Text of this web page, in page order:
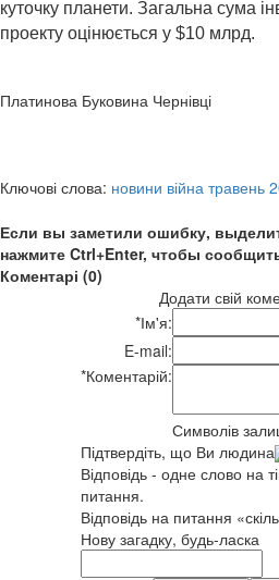
куточку планети. Загальна сума
проекту оцінюється у $10 млрд.
Платинова Буковина Чернівці
Ключові слова: новини війна травень
Если вы заметили ошибку,
нажмите Ctrl+Enter, чтобы
Коментарі (0)
Додати свій
*Ім'я:
E-mail:
*Коментарій:
Символів
Підтвердіть, що Ви людина
Відповідь - одне слово на
питання.
Відповідь на питання
Нову загадку, будь-ласка